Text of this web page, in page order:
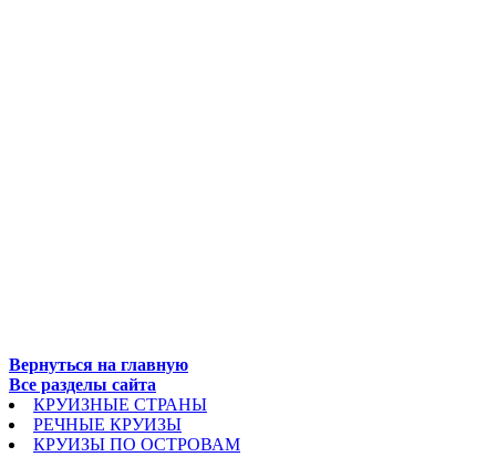
Вернуться на главную
Все разделы сайта
КРУИЗНЫЕ СТРАНЫ
РЕЧНЫЕ КРУИЗЫ
КРУИЗЫ ПО ОСТРОВАМ